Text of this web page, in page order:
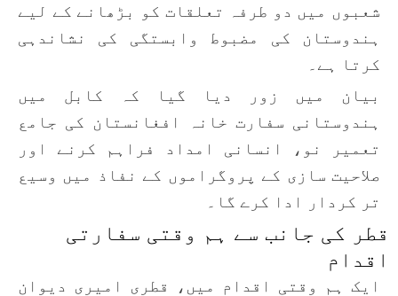
شعبوں میں دو طرفہ تعلقات کو بڑھانے کے لیے
ہندوستان کی مضبوط وابستگی کی نشاندہی
کرتا ہے۔
بیان میں زور دیا گیا کہ کابل میں
ہندوستانی سفارت خانہ افغانستان کی جامع
تعمیر نو، انسانی امداد فراہم کرنے اور
صلاحیت سازی کے پروگراموں کے نفاذ میں وسیع
تر کردار ادا کرے گا۔
قطر کی جانب سے ہم وقتی سفارتی
اقدام
ایک ہم وقتی اقدام میں، قطری امیری دیوان